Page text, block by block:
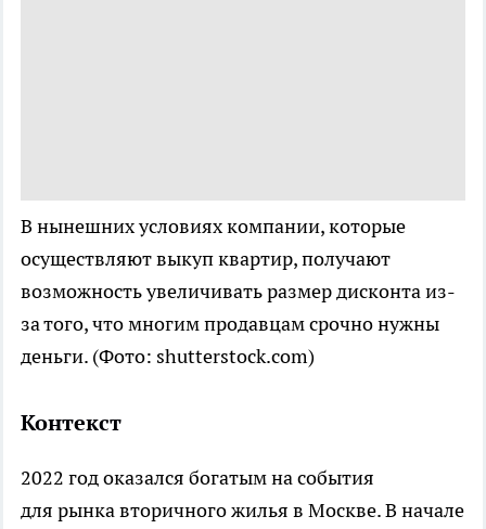
В нынешних условиях компании, которые
осуществляют выкуп квартир, получают
возможность увеличивать размер дисконта из-
за того, что многим продавцам срочно нужны
деньги. (Фото: shutterstock.com)
Контекст
2022 год оказался богатым на события
для рынка вторичного жилья в Москве. В начале